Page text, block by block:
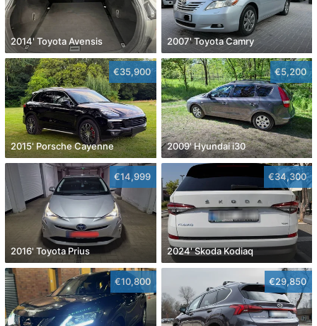
2014' Toyota Avensis 2007' Toyota Camry
€35,900
2015' Porsche Cayenne
€5,200
2009' Hyundai i30
€14,999
2016' Toyota Prius
€34,300
2024' Skoda Kodiaq
€10,800 €29,850